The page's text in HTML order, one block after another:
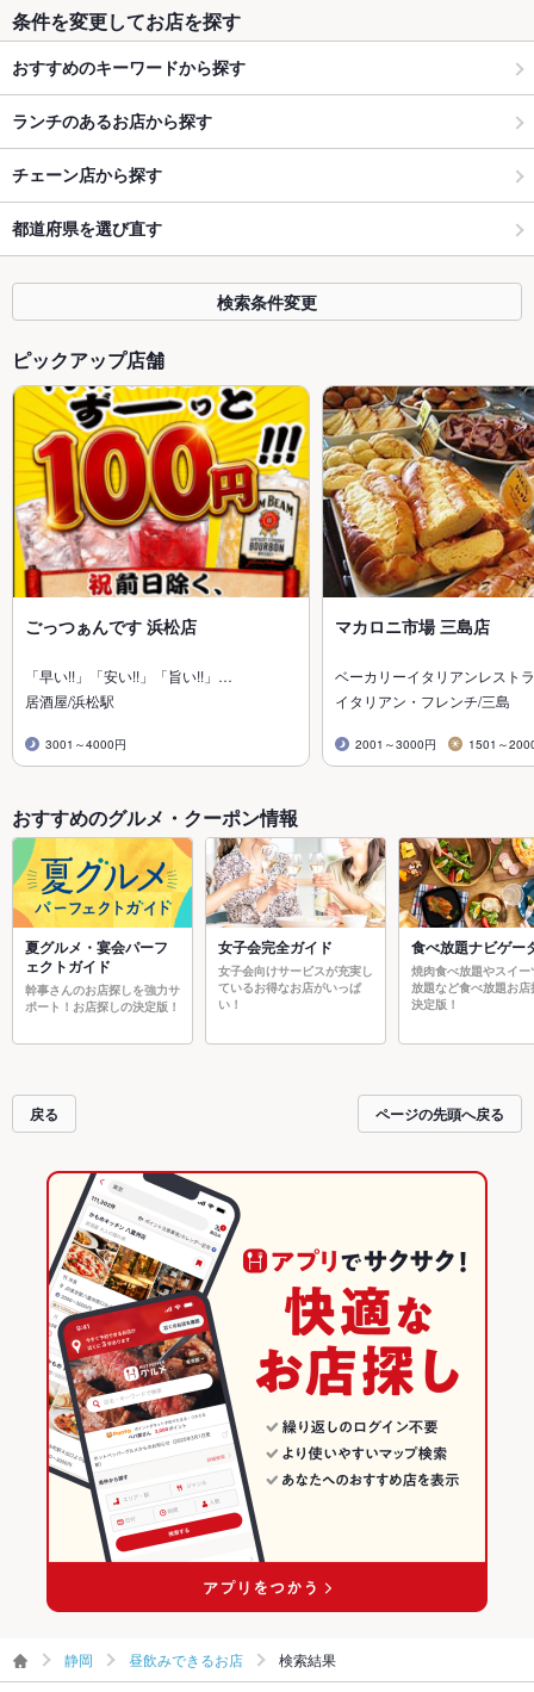
条件を変更してお店を探す
おすすめのキーワードから探す
ランチのあるお店から探す
チェーン店から探す
都道府県を選び直す
検索条件変更
ピックアップ店舗
ごっつぁんです 浜松店
「早い!!」「安い!!」「旨い!!」…
居酒屋/浜松駅
3001～4000円
マカロニ市場 三島店
ベーカリーイタリアンレスト
イタリアン・フレンチ/三島
2001～3000円 1501～
おすすめのグルメ・クーポン情報
夏グルメ・宴会パーフ
ェクトガイド
幹事さんのお店探しを強力サ
ポート！お店探しの決定版！
女子会完全ガイド
女子会向けサービスが充実し
ているお得なお店がいっぱ
い！
食べ放題ナビゲー
焼肉食べ放題やスイー
放題など食べ放題お店
決定版！
戻る ページの先頭へ戻る
静岡 昼飲みできるお店 検索結果